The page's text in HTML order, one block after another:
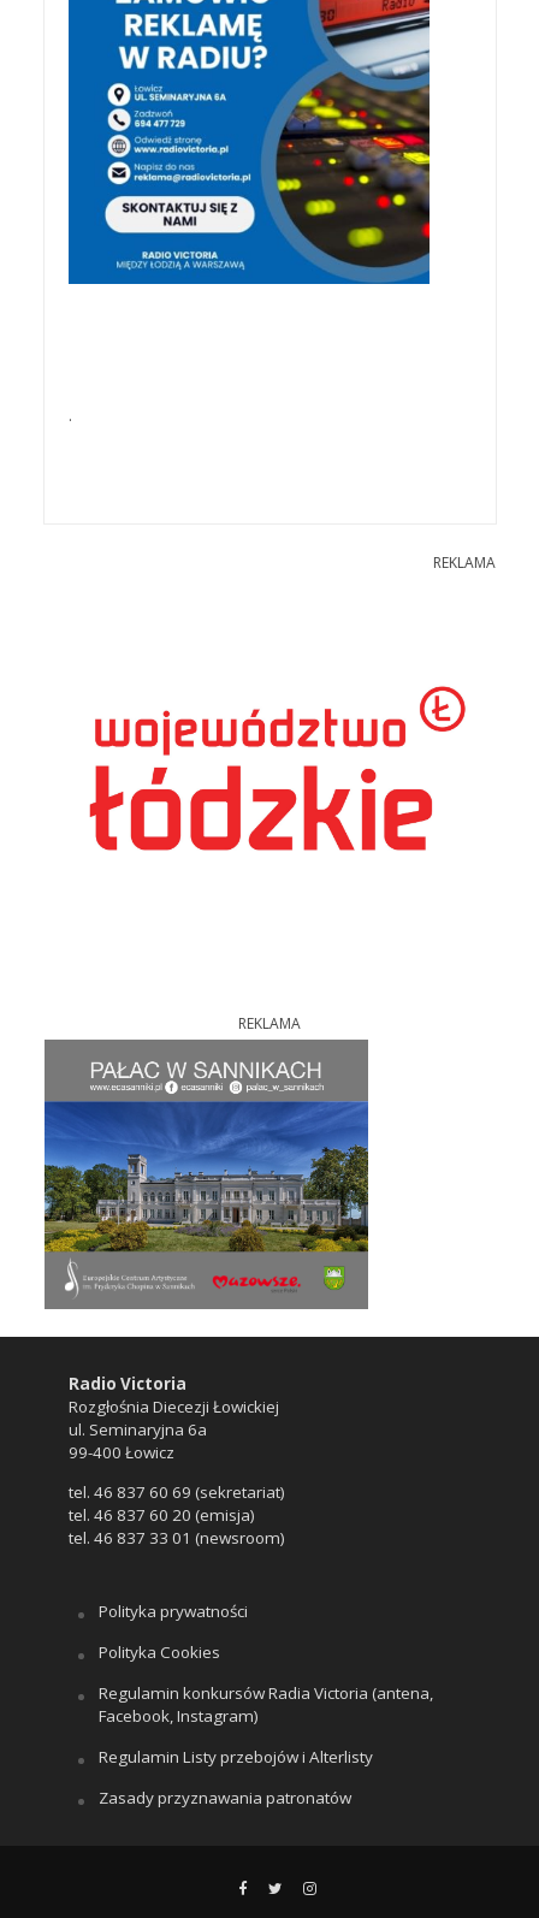
.
REKLAMA
REKLAMA
Radio Victoria
Rozgłośnia Diecezji Łowickiej
ul. Seminaryjna 6a
99-400 Łowicz
tel. 46 837 60 69 (sekretariat)
tel. 46 837 60 20 (emisja)
tel. 46 837 33 01 (newsroom)
Polityka prywatności
Polityka Cookies
Regulamin konkursów Radia Victoria (antena,
Facebook, Instagram)
Regulamin Listy przebojów i Alterlisty
Zasady przyznawania patronatów